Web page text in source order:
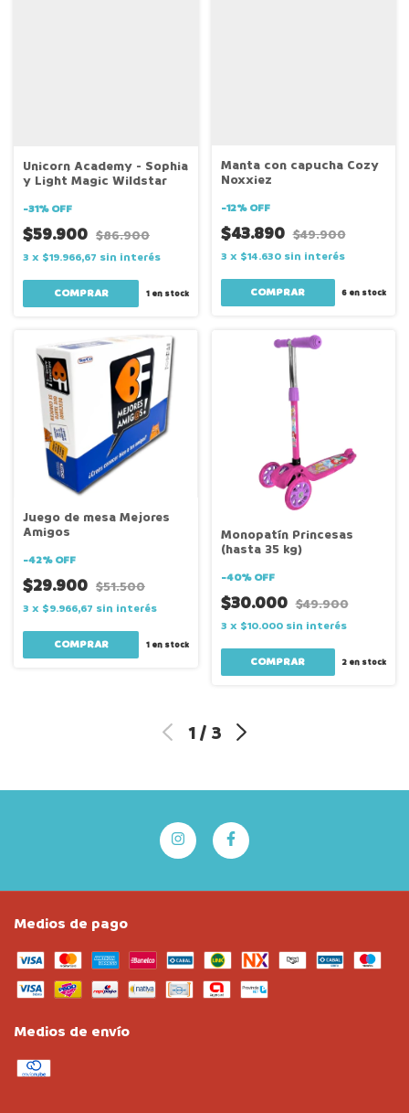
Unicorn Academy - Sophia
y Light Magic Wildstar
-31%OFF
$59.900 $86.900
3 x $19.966,67 sin interés
1en stock
Manta con capucha Cozy
Noxxiez
-12%OFF
$43.890 $49.900
3 x $14.630 sin interés
COMPRAR 6 en stock
Juego de mesa Mejores
Amigos
-42%OFF
$29.900 $51.500
3 x $9.966,67 sin interés
1en stock
Monopatín Princesas
(hasta 35 kg)
-40%OFF
$30.000 $49.900
3 x $10.000 sin interés
2 en stock
1/ 3
Medios de pago
Medios de envío